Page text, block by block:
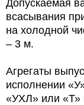
Допускаемая
всасывания
на холодной
– 3 м.
Агрегаты
исполнении
«УХЛ» или «Т»